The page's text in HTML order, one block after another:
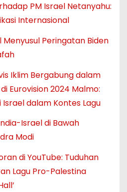
PM Israel Netanyahu:
Internasional
Peringatan Biden
Iklim Bergabung dalam
Eurovision 2024 Malmo:
dalam Kontes Lagu
Israel di Bawah
Modi
di YouTube: Tuduhan
Lagu Pro-Palestina